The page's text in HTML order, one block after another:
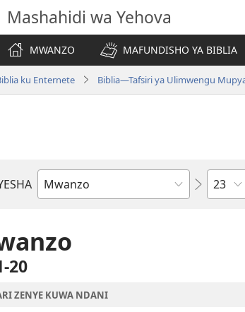
Mashahidi wa Yehova
MWANZO
MAFUNDISHO YA BIBLIA
ku Enternete Biblia—Tafsiri ya Ulimwengu
Vitabu
Sura
20
ZENYE KUWA NDANI